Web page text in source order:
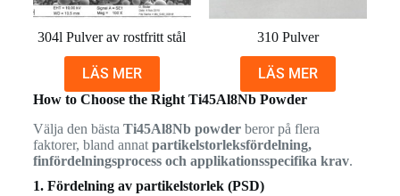
304l Pulver av rostfritt stål
LÄS MER
310 Pulver
LÄS MER
How to Choose the Right Ti45Al8Nb Powder
Välja den bästa Ti45Al8Nb powderberor på flera
faktorer, bland annat partikelstorleksfördelning,
finfördelningsprocess och applikationsspecifika krav.
1. Fördelning av partikelstorlek (PSD)